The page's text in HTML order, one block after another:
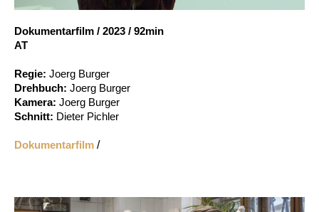
Dokumentarfilm / 2023 / 92min
AT
Regie: Joerg Burger
Drehbuch: Joerg Burger
Kamera: Joerg Burger
Schnitt: Dieter Pichler
Dokumentarfilm /